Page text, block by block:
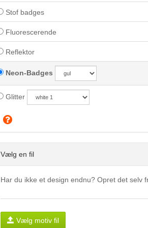
Stof badges
Fluorescerende
Reflektor
Neon-Badges
Glitter
Vælg en fil
Har du ikke et design endnu? Opret det selv
Vælg motiv fil